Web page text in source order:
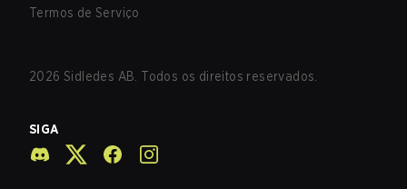
Termos de Serviço
2026 Sidledes AB. Todos os direitos reservados.
SIGA